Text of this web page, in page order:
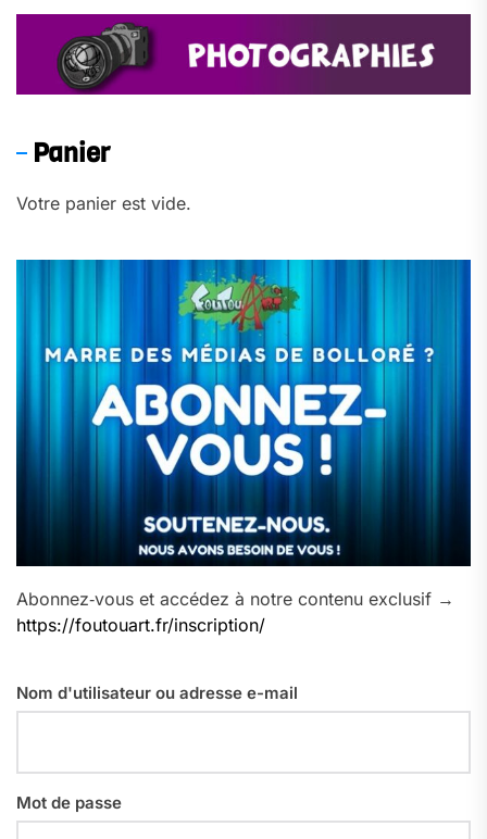
Panier
Votre panier est vide.
Abonnez‑vous et accédez à notre contenu exclusif →
https://foutouart.fr/inscription/
Nom d'utilisateur ou adresse e-mail
Mot de passe